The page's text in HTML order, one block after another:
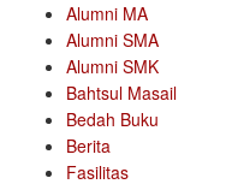
Alumni MA
Alumni SMA
Alumni SMK
Bahtsul Masail
Bedah Buku
Berita
Fasilitas